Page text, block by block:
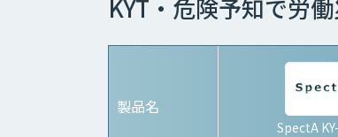
KYT・危険予知で労
製品名
SpectA